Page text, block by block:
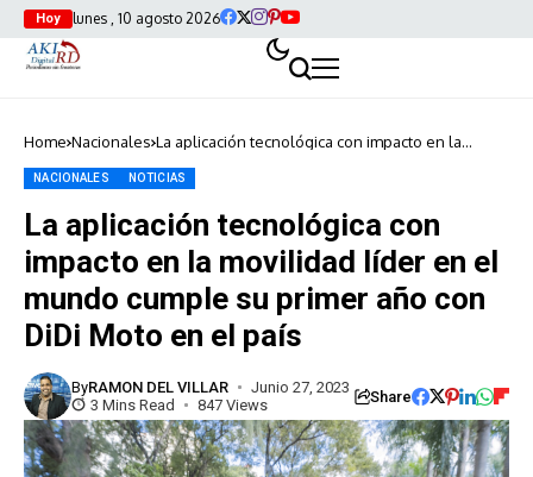
Hoy lunes , 10 agosto 2026
Home Nacionales La aplicación tecnológica con impacto en la
año con DiDi Moto en el país
NACIONALES NOTICIAS
La aplicación tecnológica con
impacto en la movilidad líder en el
mundo cumple su primer año con
DiDi Moto en el país
ByRAMON DEL VILLAR
Junio 27, 2023
3 Mins Read
847 Views Share